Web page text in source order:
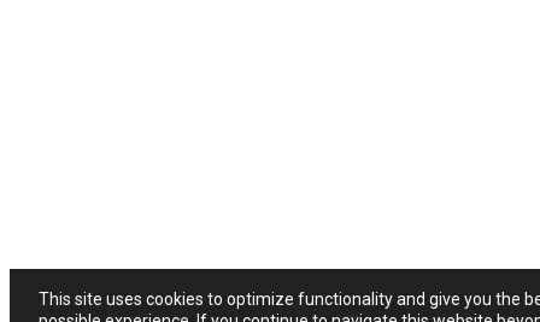
This site uses cookies to optimize functionality and give you the